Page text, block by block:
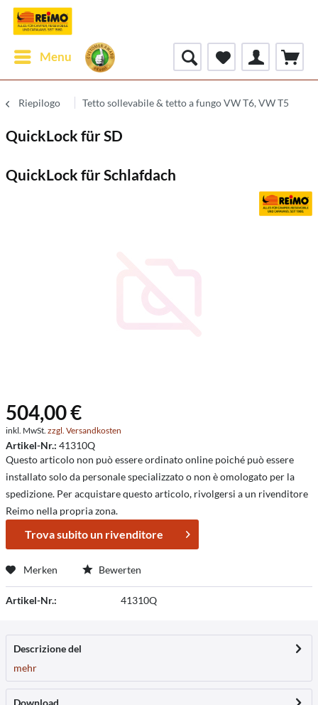
Menu
Riepilogo Tetto sollevabile & tetto a fungo VW T6, VW T5
QuickLock für SD
QuickLock für Schlafdach
504,00 €
inkl. MwSt. zzgl. Versandkosten
Artikel-Nr.: 41310Q
Questo articolo non può essere ordinato online poiché può essere
installato solo da personale specializzato o non è omologato per la
spedizione. Per acquistare questo articolo, rivolgersi a un rivenditore
Reimo nella propria zona.
Trova subito un rivenditore
Merken Bewerten
Artikel-Nr.: 41310Q
Descrizione del
mehr
Download